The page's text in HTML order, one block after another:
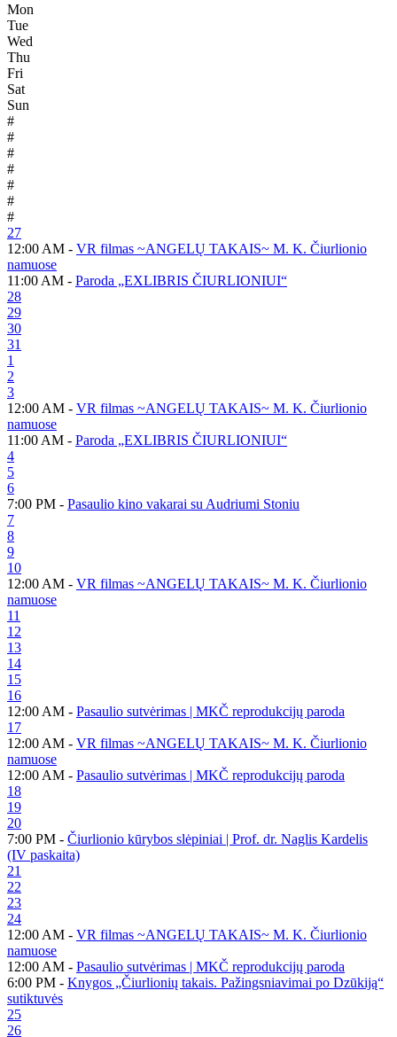
Mon
Tue
Wed
Thu
Fri
Sat
Sun
#
#
#
#
#
#
#
27
12:00 AM - VR filmas ~ANGELŲ TAKAIS~ M. K. Čiurlionio
namuose
11:00 AM - Paroda „EXLIBRIS ČIURLIONIUI“
28
29
30
31
1
2
3
12:00 AM - VR filmas ~ANGELŲ TAKAIS~ M. K. Čiurlionio
namuose
11:00 AM - Paroda „EXLIBRIS ČIURLIONIUI“
4
5
6
7:00 PM - Pasaulio kino vakarai su Audriumi Stoniu
7
8
9
10
12:00 AM - VR filmas ~ANGELŲ TAKAIS~ M. K. Čiurlionio
namuose
11
12
13
14
15
16
12:00 AM - Pasaulio sutvėrimas | MKČ reprodukcijų paroda
17
12:00 AM - VR filmas ~ANGELŲ TAKAIS~ M. K. Čiurlionio
namuose
12:00 AM - Pasaulio sutvėrimas | MKČ reprodukcijų paroda
18
19
20
7:00 PM - Čiurlionio kūrybos slėpiniai | Prof. dr. Naglis Kardelis
(IV paskaita)
21
22
23
24
12:00 AM - VR filmas ~ANGELŲ TAKAIS~ M. K. Čiurlionio
namuose
12:00 AM - Pasaulio sutvėrimas | MKČ reprodukcijų paroda
6:00 PM - Knygos „Čiurlionių takais. Pažingsniavimai po Dzūkiją“
sutiktuvės
25
26